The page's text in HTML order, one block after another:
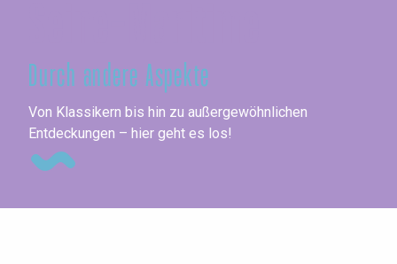
Durch andere Aspekte
Von Klassikern bis hin zu außergewöhnlichen
Entdeckungen – hier geht es los!